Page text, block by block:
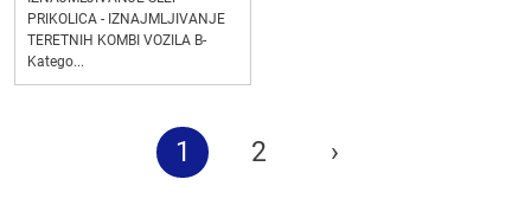
PRIKOLICA - IZNAJMLJIVANJE
TERETNIH KOMBI VOZILA B-
Katego...
1 2 ›